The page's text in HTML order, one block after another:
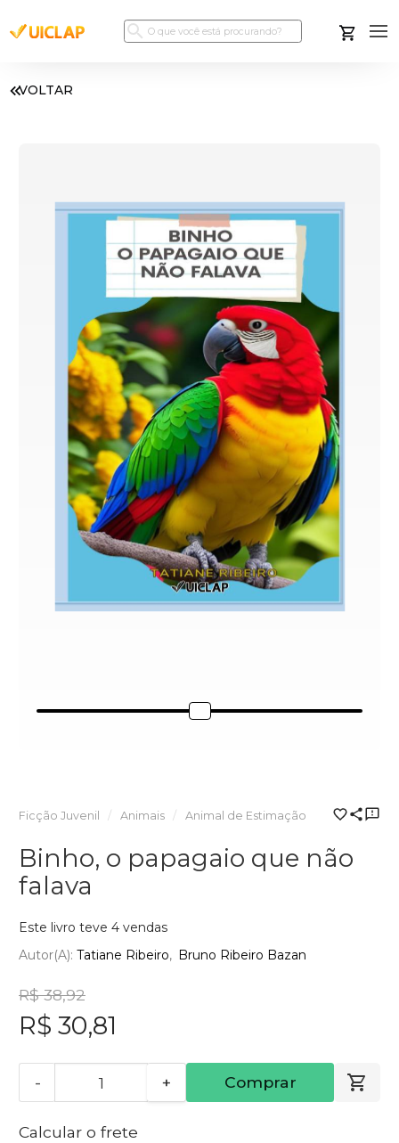
VOLTAR
Ficção Juvenil Animais Animal de Estimação
Binho, o papagaio que não
falava
Este livro teve 4 vendas
Autor(a): Tatiane Ribeiro Bruno Ribeiro Bazan
R$ 38,92
R$ 30,81
- + Comprar
Calcular o frete